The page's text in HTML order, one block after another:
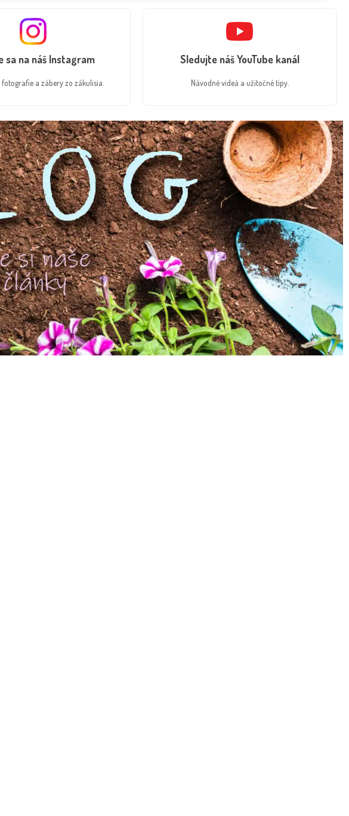
sa na náš Instagram
a zábery zo zákulisia.
Sledujte náš YouTube kanál
Návodné videá a užitočné tipy.